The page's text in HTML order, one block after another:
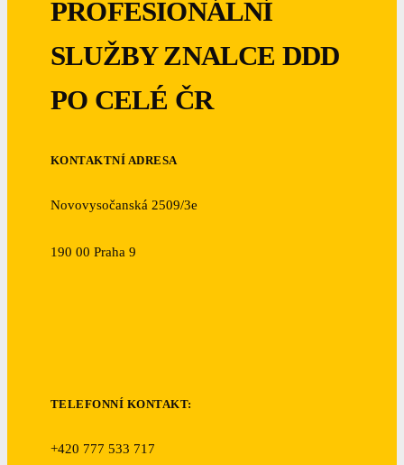
PROFESIONÁLNÍ
SLUŽBY ZNALCE DDD
PO CELÉ ČR
KONTAKTNÍ ADRESA
Novovysočanská 2509/3e
190 00 Praha 9
TELEFONNÍ KONTAKT:
+420 777 533 717